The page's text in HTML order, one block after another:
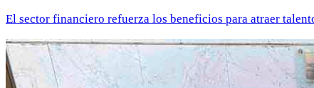
El sector financiero refuerza los beneficios para atraer